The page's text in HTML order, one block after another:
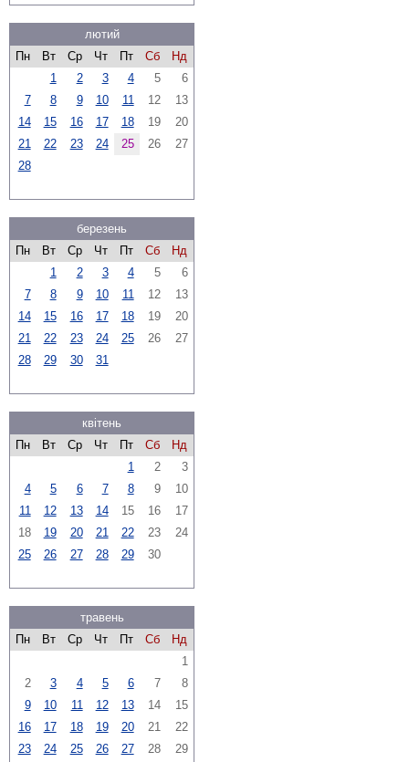
лютий
Пн
Вт Ср Чт Пт Сб
Нд
1
2 3 4 5
6
7
8 9 10 11 12
13
14
15 16 17 18 19
20
21
22 23 24 25 26
27
28
березень
Пн
Вт Ср Чт Пт Сб
Нд
1
2 3 4 5
6
7
8 9 10 11 12
13
14
15 16 17 18 19
20
21
22 23 24 25 26
27
28
29 30 31
квітень
Пн
Вт Ср Чт Пт Сб
Нд
1
2
3
4
5 6 7 8 9
10
11
12 13 14 15 16
17
18
19 20 21 22 23
24
25
26 27 28 29 30
травень
Пн
Вт Ср Чт Пт Сб
Нд
1
2
3 4 5 6 7
8
9
10 11 12 13 14
15
16
17 18 19 20 21
22
23
24 25 26 27 28
29